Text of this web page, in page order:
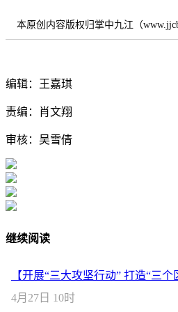
本原创内容版权归掌中九江（
编辑：王嘉琪
责编：肖文翔
审核：吴雪倩
继续阅读
【开展“三大攻坚行动” 打造“三
4月27日 10时